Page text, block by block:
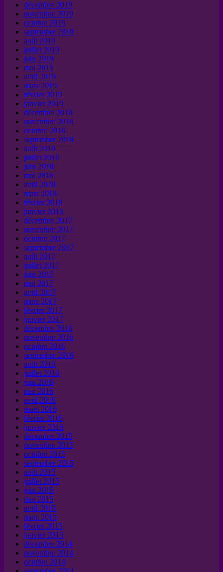
décembre 2019
novembre 2019
octobre 2019
septembre 2019
août 2019
juillet 2019
juin 2019
mai 2019
avril 2019
mars 2019
février 2019
janvier 2019
décembre 2018
novembre 2018
octobre 2018
septembre 2018
août 2018
juillet 2018
juin 2018
mai 2018
avril 2018
mars 2018
février 2018
janvier 2018
décembre 2017
novembre 2017
octobre 2017
septembre 2017
août 2017
juillet 2017
juin 2017
mai 2017
avril 2017
mars 2017
février 2017
janvier 2017
décembre 2016
novembre 2016
octobre 2016
septembre 2016
août 2016
juillet 2016
juin 2016
mai 2016
avril 2016
mars 2016
février 2016
janvier 2016
décembre 2015
novembre 2015
octobre 2015
septembre 2015
août 2015
juillet 2015
juin 2015
mai 2015
avril 2015
mars 2015
février 2015
janvier 2015
décembre 2014
novembre 2014
octobre 2014